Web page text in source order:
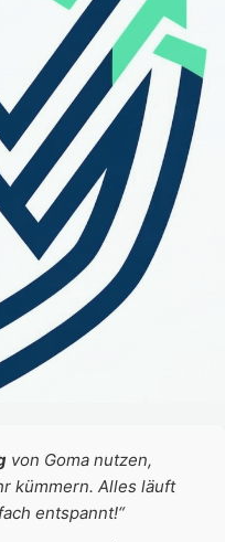
von Goma nutzen,
kümmern. Alles läuft
entspannt!“